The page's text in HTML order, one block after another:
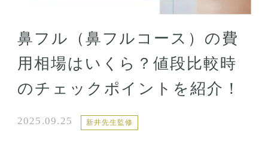
鼻フル（鼻フルコース）の費
用相場はいくら？値段比較時
のチェックポイントを紹介！
2025.09.25 新井先生監修